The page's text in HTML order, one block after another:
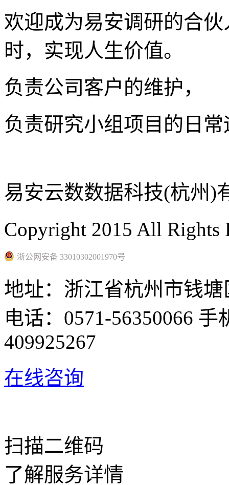
欢迎成为易安调研的合
时，实现人生价值。
负责公司客户的维护，
负责研究小组项目的日常
易安云数数据科技(杭州)
Copyright 2015 All Rights
浙公网安备 33010302001970号
地址：浙江省杭州市钱
电话：0571-56350066 手
409925267
在线咨询
扫描二维码
了解服务详情